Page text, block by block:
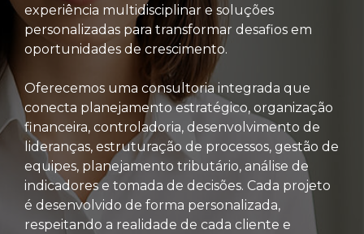
experiência multidisciplinar e soluções
personalizadas para transformar desafios em
oportunidades de crescimento.
Oferecemos uma consultoria integrada que
conecta planejamento estratégico, organização
financeira, controladoria, desenvolvimento de
lideranças, estruturação de processos, gestão de
equipes, planejamento tributário, análise de
indicadores e tomada de decisões. Cada projeto
é desenvolvido de forma personalizada,
respeitando a realidade de cada cliente e